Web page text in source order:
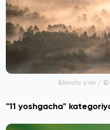
Ikkinchi oʻrin /
"11 yoshgacha"